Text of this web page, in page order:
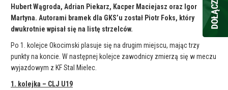
Hubert Wągroda, Adrian Piekarz, Kacper Maciejasz oraz Igor
Martyna. Autorami bramek dla GKS’u został Piotr Foks, który
dwukrotnie wpisał się na listę strzelców.
Po 1. kolejce Okocimski plasuje się na drugim miejscu, mając trzy
punkty na koncie. W następnej kolejce zawodnicy zmierzą się w meczu
wyjazdowym z KF Stal Mielec.
1. kolejka – CLJ U19